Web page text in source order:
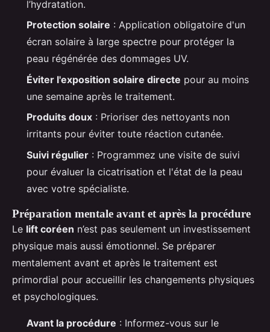
l’hydratation.
Protection solaire : Application obligatoire d'un
écran solaire à large spectre pour protéger la
peau régénérée des dommages UV.
Éviter l'exposition solaire directe pour au moins
une semaine après le traitement.
Produits doux : Prioriser des nettoyants non
irritants pour éviter toute réaction cutanée.
Suivi régulier : Programmez une visite de suivi
pour évaluer la cicatrisation et l'état de la peau
avec votre spécialiste.
Préparation mentale avant et après la procédure
Le lift coréen n’est pas seulement un investissement
physique mais aussi émotionnel. Se préparer
mentalement avant et après le traitement est
primordial pour accueillir les changements physiques
et psychologiques.
Avant la procédure : Informez-vous sur le